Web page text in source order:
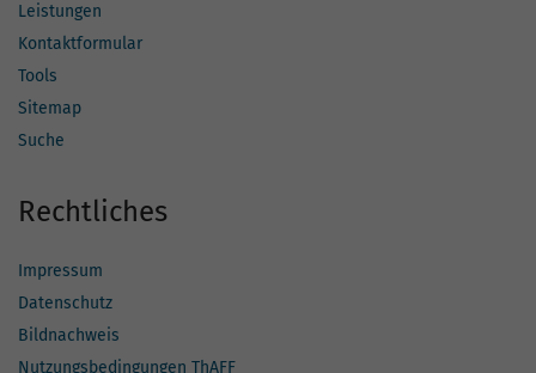
Leistungen
Kontaktformular
Tools
Sitemap
Suche
Rechtliches
Impressum
Datenschutz
Bildnachweis
Nutzungsbedingungen ThAFF